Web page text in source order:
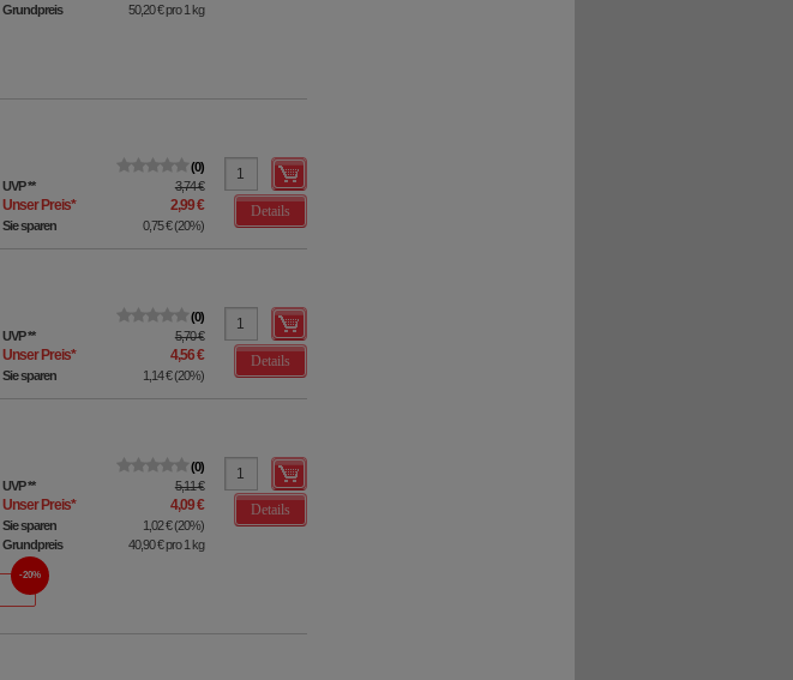
Grundpreis
50,20 €pro 1 kg
0
UVP** 3,74 €
Unser Preis* 2,99 €
Sie sparen 0,75 €(20%)
Details
0
UVP** 5,70 €
Unser Preis* 4,56 €
Sie sparen 1,14 €(20%)
Details
0
UVP** 5,11 €
Unser Preis* 4,09 €
Sie sparen 1,02 €(20%)
Grundpreis
40,90 €pro 1 kg
Details
20%